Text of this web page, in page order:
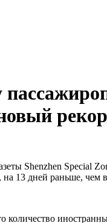
Shenzhen Special
13 дней раньше, чем
количество